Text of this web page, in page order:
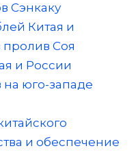
Сэнкаку
Китая и
Соя
и России
юго-западе
и обеспечение